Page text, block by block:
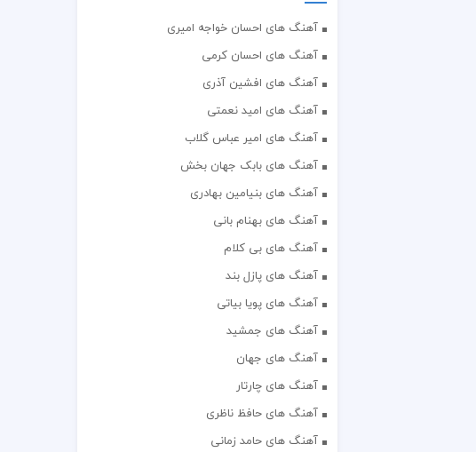
آهنگ های احسان خواجه امیری
آهنگ های احسان کرمی
آهنگ های افشین آذری
آهنگ های امید نعمتی
آهنگ های امیر عباس گلاب
آهنگ های بابک جهان بخش
آهنگ های بنیامین بهادری
آهنگ های بهنام بانی
آهنگ های بی کلام
آهنگ های پازل بند
آهنگ های پویا بیاتی
آهنگ های جمشید
آهنگ های جهان
آهنگ های چارتار
آهنگ های حافظ ناظری
آهنگ های حامد زمانی